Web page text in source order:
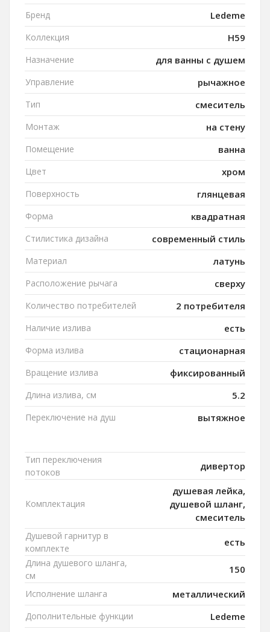
Бренд Ledeme
Коллекция H59
Назначение для ванны с душем
Управление рычажное
Тип смеситель
Монтаж на стену
Помещение ванна
Цвет хром
Поверхность глянцевая
Форма квадратная
Стилистика дизайна современный стиль
Материал латунь
Расположение рычага сверху
Количество потребителей 2 потребителя
Наличие излива есть
Форма излива стационарная
Вращение излива фиксированный
Длина излива, см 5.2
Переключение на душ вытяжное
Тип переключения
потоков
дивертор
Комплектация
душевая лейка,
душевой шланг,
смеситель
Душевой гарнитур в
комплекте
есть
Длина душевого шланга,
см
150
Исполнение шланга металлический
Дополнительные функции Ledeme